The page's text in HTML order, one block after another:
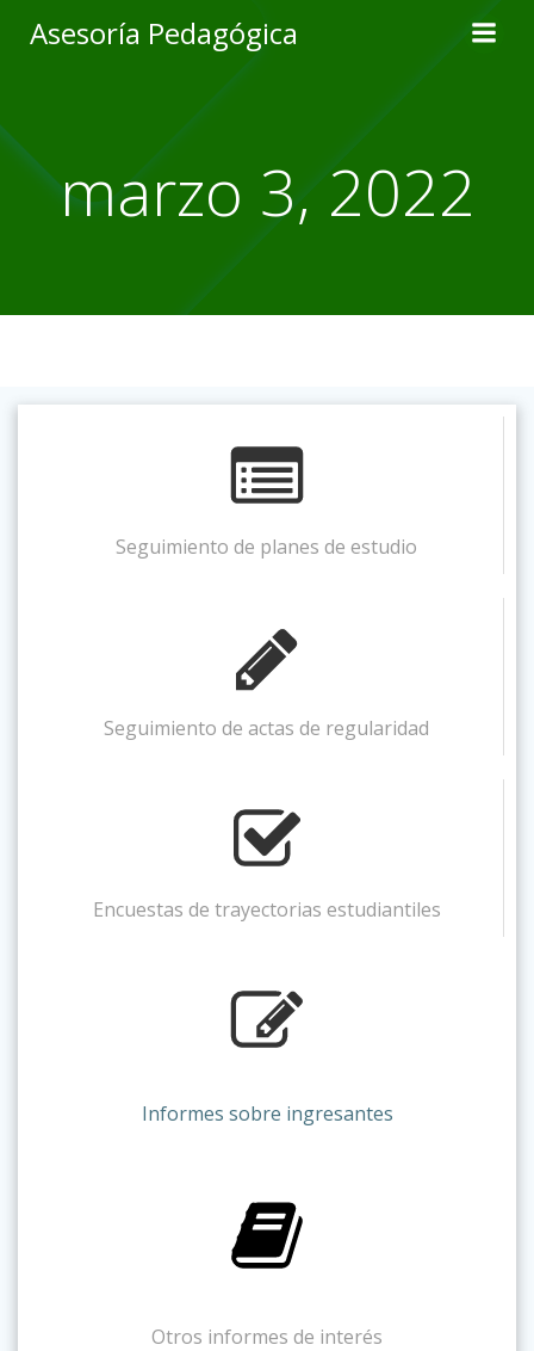
to
Asesoría Pedagógica
marzo 3, 2022
Seguimiento de planes de estudio
Seguimiento de actas de regularidad
Encuestas de trayectorias estudiantiles
Informes sobre ingresantes
Otros informes de interés